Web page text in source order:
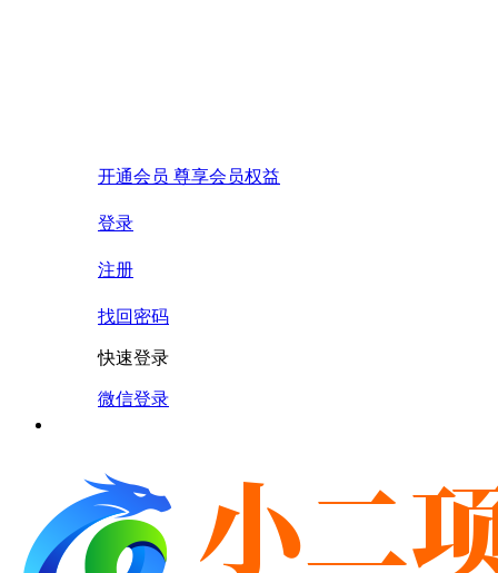
开通会员 尊享会员权益
登录
注册
找回密码
快速登录
微信登录